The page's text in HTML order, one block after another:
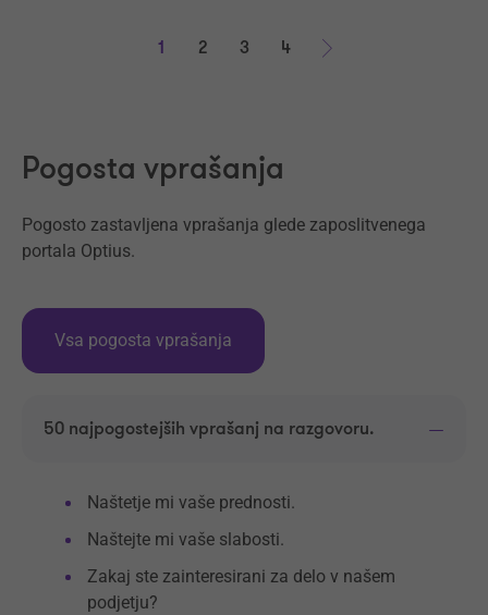
1 2 3
4
Pogosta vprašanja
Pogosto zastavljena vprašanja glede zaposlitvenega
portala Optius.
Vsa pogosta vprašanja
50 najpogostejših vprašanj na razgovoru.
Naštetje mi vaše prednosti.
Naštejte mi vaše slabosti.
Zakaj ste zainteresirani za delo v našem
podjetju?